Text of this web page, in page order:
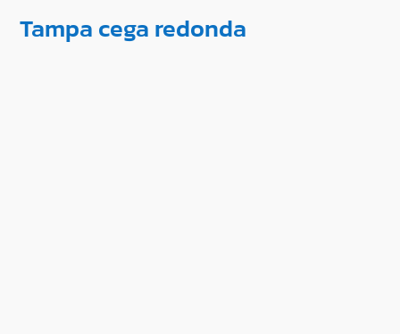
Tampa cega redonda